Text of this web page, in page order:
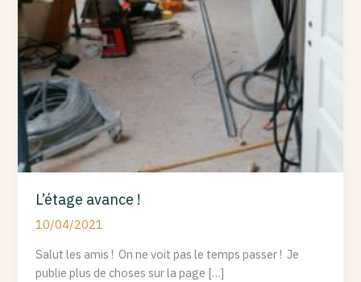
L’étage avance !
10/04/2021
Salut les amis ! On ne voit pas le temps passer ! Je
publie plus de choses sur la page […]